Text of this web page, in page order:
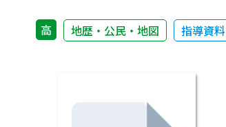
高 地歴・公民・地図 指導資料